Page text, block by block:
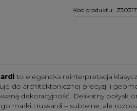
Kod produktu: Z30317
to elegancka reinterpretacja
do architektonicznej precyzji i
dekoracyjność. Delikatny połysk
marki Trussardi – subtelne, ale